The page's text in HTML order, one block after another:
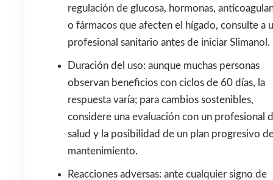
regulación de glucosa, hormonas,
o fármacos que afecten el hígado, consulte a
profesional sanitario antes de iniciar Slimanol.
Duración del uso: aunque muchas personas
observan beneficios con ciclos de 60 días, la
respuesta varía; para cambios sostenibles,
considere una evaluación con un profesional
salud y la posibilidad de un plan progresivo
mantenimiento.
Reacciones adversas: ante cualquier signo de